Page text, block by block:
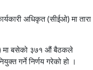
अधिकृत (सीईओ) मा तारा
मा बसेको ३७१ औं बैठकले
गर्ने निर्णय गरेको हो ।